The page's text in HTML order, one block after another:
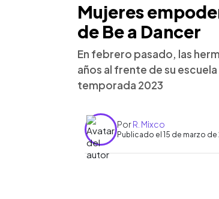
Mujeres
de Be a Dancer
En febrero pasado, las
años al frente de su
temporada 2023
PorR. Mixco
Publicado el 15 de marzo de